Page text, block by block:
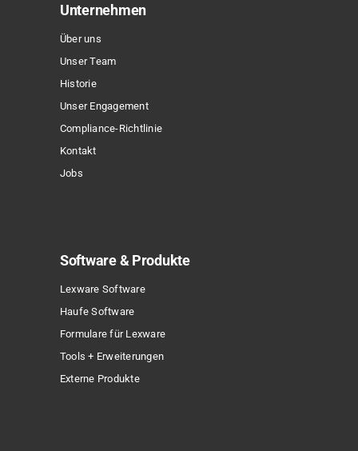
Unternehmen
Über uns
Unser Team
Historie
Unser Engagement
Compliance-Richtlinie
Kontakt
Jobs
Software & Produkte
Lexware Software
Haufe Software
Formulare für Lexware
Tools + Erweiterungen
Externe Produkte